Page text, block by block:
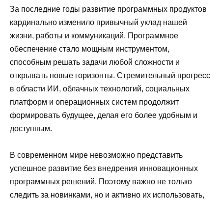
За последние годы развитие программных продуктов
кардинально изменило привычный уклад нашей
жизни, работы и коммуникаций. Программное
обеспечение стало мощным инструментом,
способным решать задачи любой сложности и
открывать новые горизонты. Стремительный прогресс
в области ИИ, облачных технологий, социальных
платформ и операционных систем продолжит
формировать будущее, делая его более удобным и
доступным.
В современном мире невозможно представить
успешное развитие без внедрения инновационных
программных решений. Поэтому важно не только
следить за новинками, но и активно их использовать,